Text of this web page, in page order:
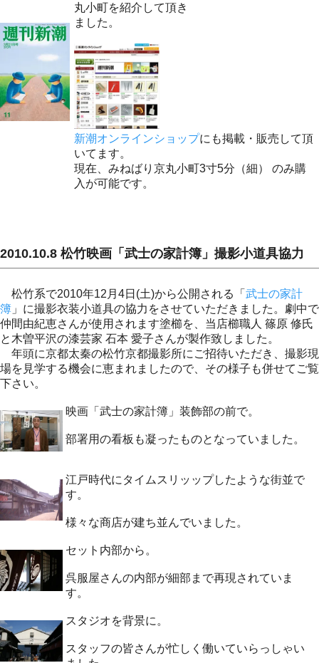
丸小町を紹介して頂き
ました。
新潮オンラインショップにも掲載・販売して頂
いてます。
現在、みねばり京丸小町3寸5分（細） のみ購
入が可能です。
2010.10.8 松竹映画「武士の家計簿」撮影小道具協力
松竹系で2010年12月4日(土)から公開される「 武士の家計
簿 」に撮影衣装小道具の協力をさせていただきました。劇中で
仲間由紀恵さんが使用されます塗櫛を、当店櫛職人 篠原 修氏
と木曽平沢の漆芸家 石本 愛子さんが製作致しました。
年頭に京都太秦の松竹京都撮影所にご招待いただき、撮影現
場を見学する機会に恵まれましたので、その様子も併せてご覧
下さい。
映画「武士の家計簿」装飾部の前で。
部署用の看板も凝ったものとなっていました。
江戸時代にタイムスリッップしたような街並で
す。
様々な商店が建ち並んでいました。
セット内部から。
呉服屋さんの内部が細部まで再現されていま
す。
スタジオを背景に。
スタッフの皆さんが忙しく働いていらっしゃい